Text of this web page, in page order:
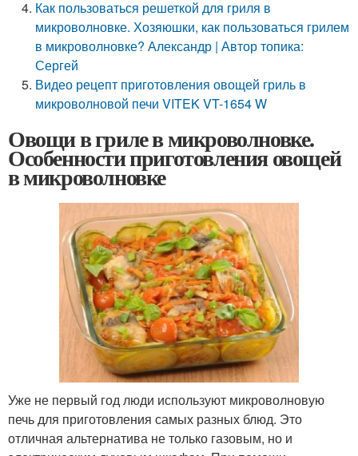
Как пользоваться решеткой для гриля в
микроволновке. Хозяюшки, как пользоваться грилем
в микроволновке? Александр | Автор топика:
Сергей
Видео рецепт приготовления овощей гриль в
микроволновой печи VITEK VT-1654 W
Овощи в гриле в микроволновке.
Особенности приготовления овощей
в микроволновке
Уже не первый год люди используют микроволновую
печь для приготовления самых разных блюд. Это
отличная альтернатива не только газовым, но и